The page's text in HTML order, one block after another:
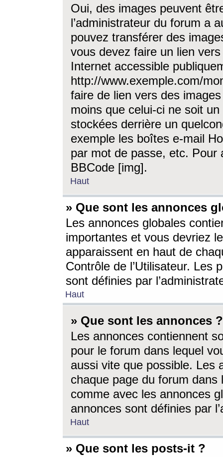
Oui, des images peuvent
l’administrateur du forum a
pouvez transférer des
vous devez faire un lien
Internet accessible
http://www.exemple.com/
faire de lien vers des
moins que celui-ci ne soit
stockées derrière un
exemple les boîtes e-mail
par mot de passe, etc. Pour
BBCode [img].
Haut
» Que sont les annonces
Les annonces globales
importantes et vous devriez
apparaissent en haut de
Contrôle de l’Utilisateur. Les
sont définies par
Haut
» Que sont les annonces ?
Les annonces contiennent
pour le forum dans lequel
aussi vite que possible. Les
chaque page du forum dans
comme avec les annonces
annonces sont définies par
Haut
» Que sont les posts-it ?